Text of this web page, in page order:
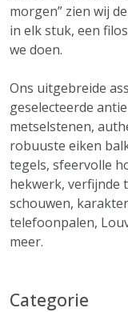
morgen” zien wij
in elk stuk, een
we doen.
Ons uitgebreide
geselecteerde
metselstenen,
robuuste eiken
tegels, sfeervolle
hekwerk, verfijnde
schouwen,
telefoonpalen,
meer.
Categorie